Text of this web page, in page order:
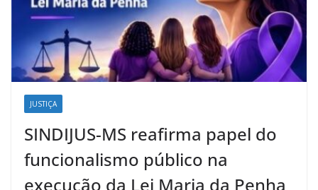
JUSTIÇA
SINDIJUS-MS reafirma papel do
funcionalismo público na
execução da Lei Maria da Penha